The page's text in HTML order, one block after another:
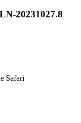
20231027.8
Safari